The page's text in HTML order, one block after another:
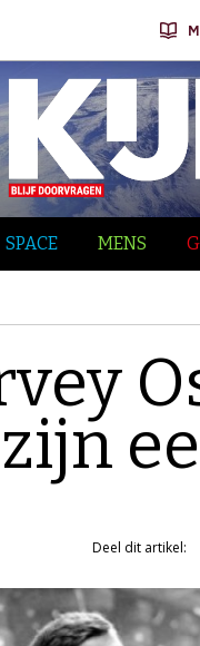
SPACE MENS
Deel dit artikel: